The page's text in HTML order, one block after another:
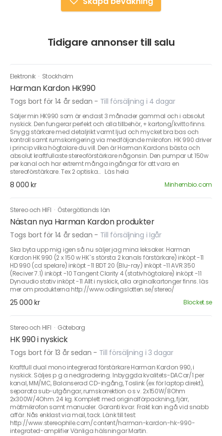
Tidigare annonser till salu
Elektronik · Stockholm
Harman Kardon HK990
Togs bort för 14 år sedan - Till försäljning i 4 dagar
Säljer min HK990 som är endast 3 månader gammal och i absolut
nyskick. Den fungerar perfekt och alla tillbehör, + kartong/kvitto finns.
Snygg stärkare med detaljrikt varmt ljud och mycket bra bas och
kontroll samt rumskorrigering via medföljande mikrofon. HK 990 driver
i princip vilka högtalare du vill. Den är Harman Kardons bästa och
absolut kraftfullaste stereoförstärkare någonsin. Den pumpar ut 150w
per kanal och har extremt många ingångar för att vara en
stereoförstärkare. Tex 2 optiska… Läs hela
8 000 kr Minhembio.com
Stereo och HIFI · Östergötlands län
Nästan nya Harman Kardon produkter
Togs bort för 14 år sedan - Till försäljning i Igår
Ska byta upp mig igen så nu säljer jag mina leksaker. Harman
Kardon HK 990 (2 x 150 w HK`s största 2 kanals förstärkare) inköpt -11
HD 990 (cd spelare) inköpt -11 BDT 20 (Blu-ray) inköpt -11 AVR 350
(Reciver 7.1) inköpt -10 Tangent Clarity 4 (stativhögtalare) inköpt -11
Dynaudio stativ inköpt -11 Allt i nyskick, alla orginalkartonger finns. läs
mer om produkterna http://www.odlingslotten.se/stereo/
25 000 kr Blocket.se
Stereo och HIFI · Göteborg
HK 990 i nyskick
Togs bort för 13 år sedan - Till försäljning i 3 dagar
Kraftfull dual mono integrerad förstärkare Harman Kardon 990, i
nyskick. Säljes p g a nedgradering. Inbyggda kvalitets-DACar/1 per
kanal, MM/MC, Balanserad CD-ingång, Toslink (ex för laptop direkt),
separata sub-utgångar, rumskorrektion o s v. 2x150W/8Ohm
2x300W/4Ohm. 24 kg. Komplett med originalförpackning, fjärr,
mätmikrofon samt manualer. Garanti kvar. Frakt kan ingå vid snabb
affär. Nås enklast via mail, tack. Länk till test:
http://www.stereophile.com/content/harman-kardon-hk-990-
integrated-amplifier Vänliga hälsningar Martin.